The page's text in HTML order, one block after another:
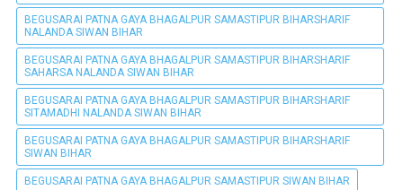
BEGUSARAI PATNA GAYA BHAGALPUR SAMASTIPUR BIHARSHARIF
NALANDA SIWAN BIHAR
BEGUSARAI PATNA GAYA BHAGALPUR SAMASTIPUR BIHARSHARIF
SAHARSA NALANDA SIWAN BIHAR
BEGUSARAI PATNA GAYA BHAGALPUR SAMASTIPUR BIHARSHARIF
SITAMADHI NALANDA SIWAN BIHAR
BEGUSARAI PATNA GAYA BHAGALPUR SAMASTIPUR BIHARSHARIF
SIWAN BIHAR
BEGUSARAI PATNA GAYA BHAGALPUR SAMASTIPUR SIWAN BIHAR